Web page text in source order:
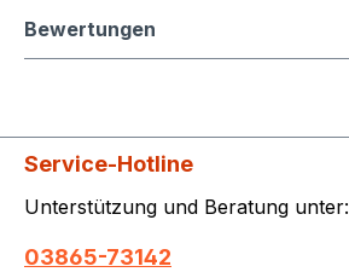
Bewertungen
Service-Hotline
Unterstützung und Beratung unter:
03865-73142